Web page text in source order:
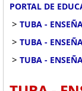
PORTAL DE
> TUBA -
> TUBA -
> TUBA -